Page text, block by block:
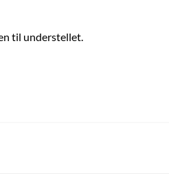
til understellet.